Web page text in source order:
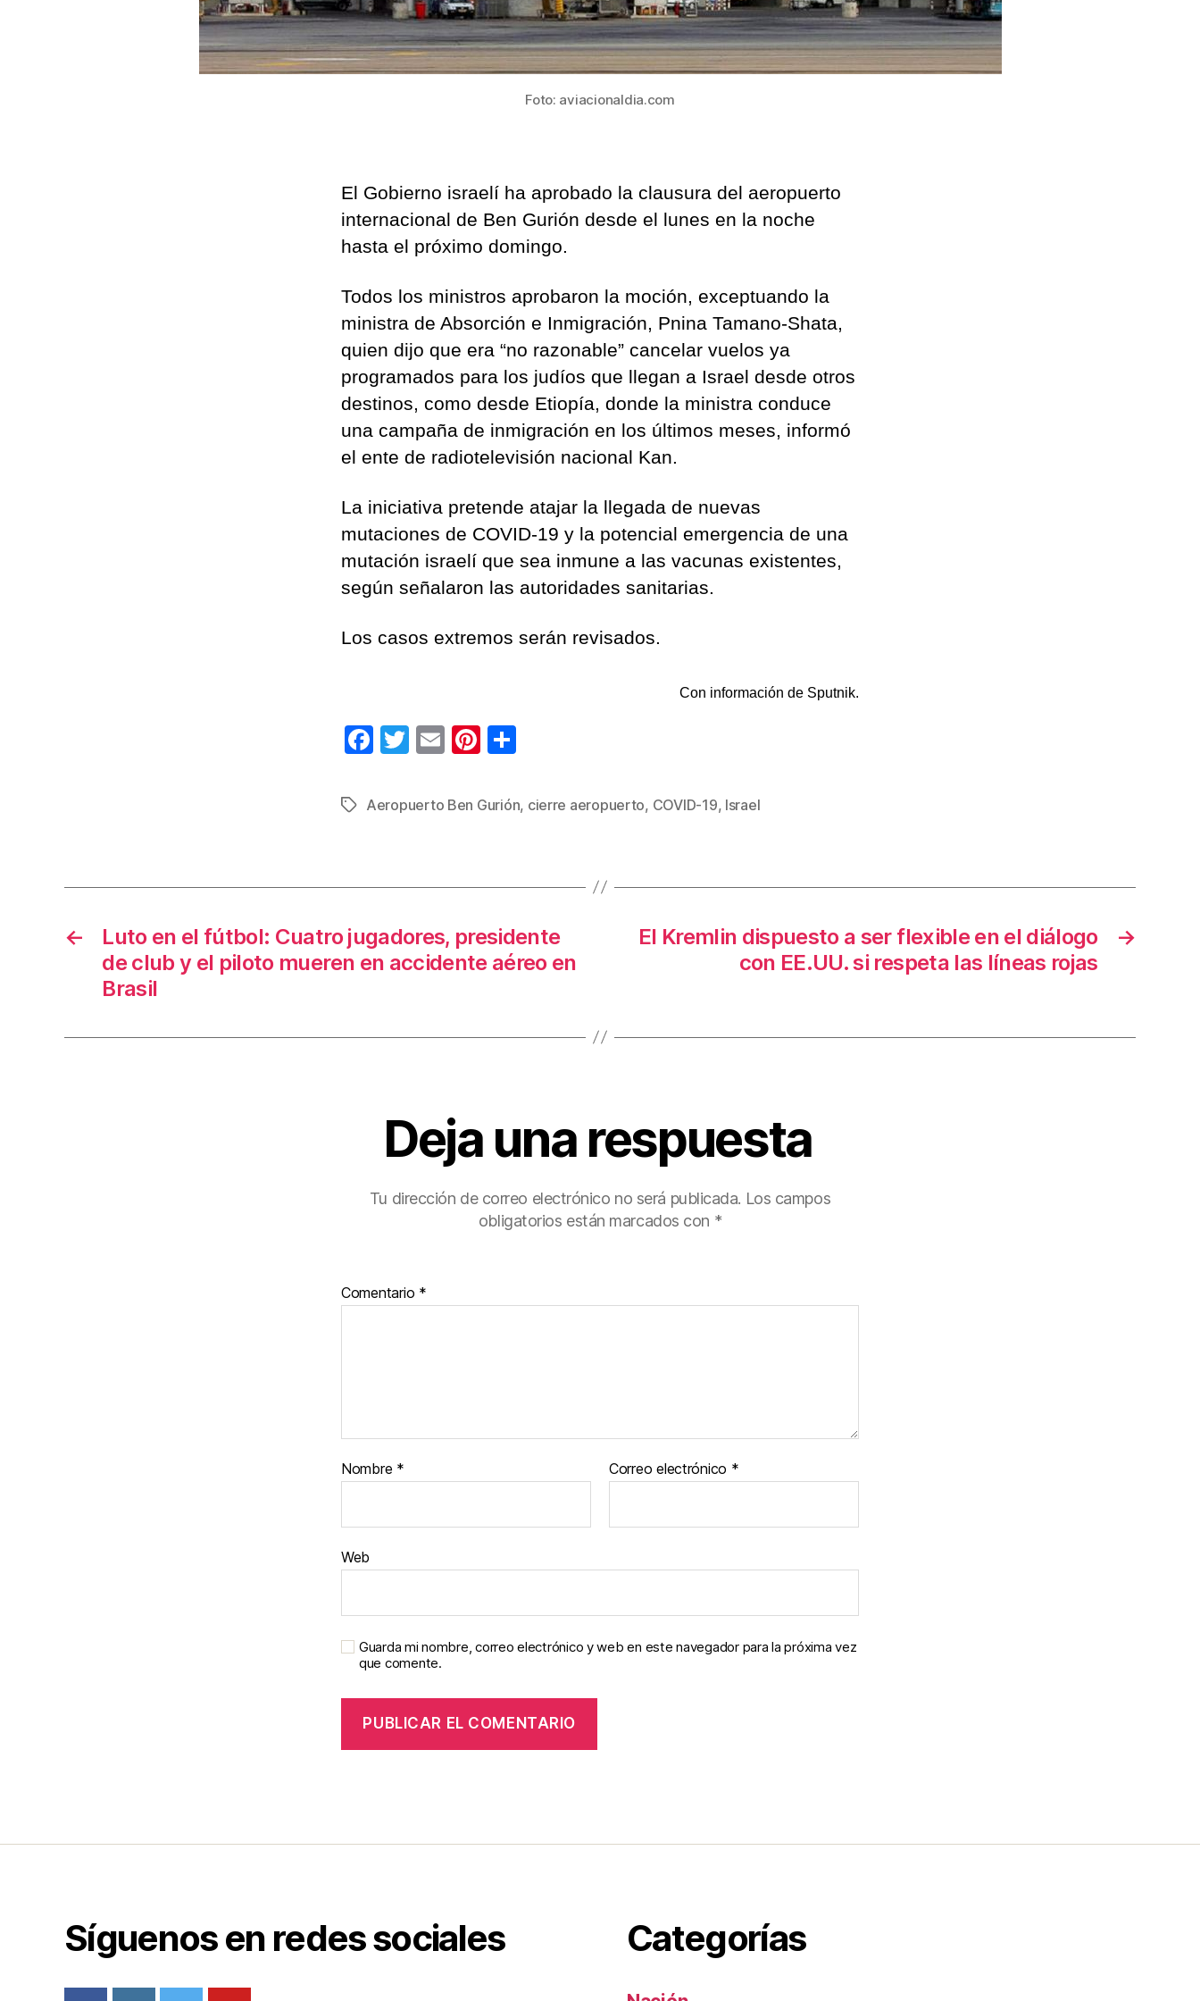
Foto: aviacionaldia.com
El Gobierno israelí ha aprobado la clausura del aeropuerto
internacional de Ben Gurión desde el lunes en la noche
hasta el próximo domingo.
Todos los ministros aprobaron la moción, exceptuando la
ministra de Absorción e Inmigración, Pnina Tamano-Shata,
quien dijo que era “no razonable” cancelar vuelos ya
programados para los judíos que llegan a Israel desde otros
destinos, como desde Etiopía, donde la ministra conduce
una campaña de inmigración en los últimos meses, informó
el ente de radiotelevisión nacional Kan.
La iniciativa pretende atajar la llegada de nuevas
mutaciones de COVID-19 y la potencial emergencia de una
mutación israelí que sea inmune a las vacunas existentes,
según señalaron las autoridades sanitarias.
Los casos extremos serán revisados.
Con información de Sputnik.
F
c
o
k
T
tt
E
ail
Pi
er m
tir
Etiquetas
Aeropuerto Ben Gurión, cierre aeropuerto, COVID-19, Israel
←
Luto en el fútbol: Cuatro jugadores, presidente
de club y el piloto mueren en accidente aéreo en
Brasil
→
El Kremlin dispuesto a ser flexible en el diálogo
con EE.UU. si respeta las líneas rojas
Deja una respuesta
Tu dirección de correo electrónico no será publicada. Los campos
obligatorios están marcados con *
Comentario *
Nombre * Correo electrónico *
Web
Guarda mi nombre, correo electrónico y web en este navegador para la próxima vez
que comente.
Síguenos en redes sociales Categorías